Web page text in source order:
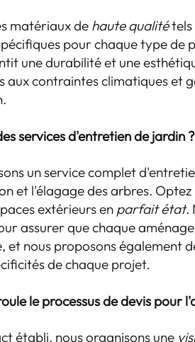
matériaux de haute qualitétels
pour chaque type de
une durabilité et une
aux contraintes climatiques et
services d'entretien de jardin ?
un service complet
et l'élagage des arbres.
extérieurs en parfait état.
assurer que chaque
et nous proposons également
de chaque projet.
le processus de devis pour
établi, nous organisons une